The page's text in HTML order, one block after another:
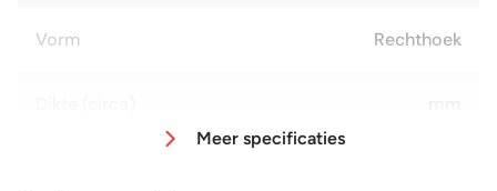
Vorm Rechthoek
Meer specificaties